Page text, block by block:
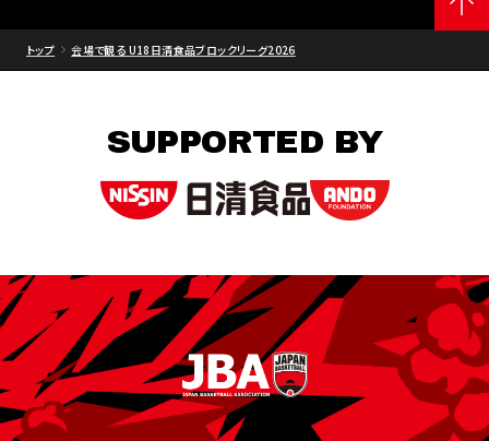
トップ 会場で観る U18日清食品ブロックリーグ2026
SUPPORTED BY